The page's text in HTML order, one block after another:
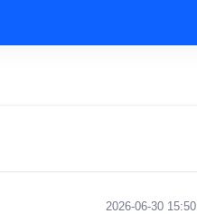
2026-06-30 15:50